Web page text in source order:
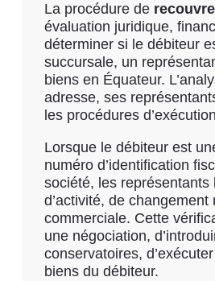
La procédure de
évaluation juridique,
déterminer si le débiteur
succursale, un
biens en Équateur.
adresse, ses
les procédures
Lorsque le débiteur est
numéro d’identification
société, les représentants
d’activité, de
commerciale. Cette
une négociation,
conservatoires,
biens du débiteur.